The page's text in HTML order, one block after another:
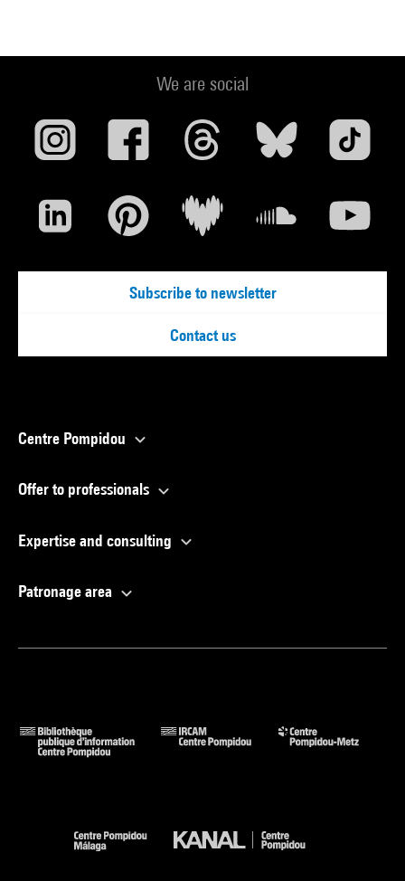
We are social
Subscribe to newsletter
Contact us
Centre Pompidou
Offer to professionals
Expertise and consulting
Patronage area